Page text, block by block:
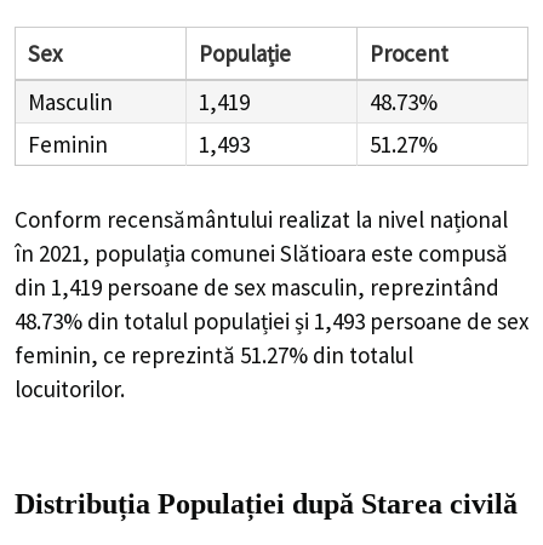
Sex Populație
Procent
Masculin
1,419
48.73%
Feminin
1,493 51.27%
Conform recensământului realizat la nivel național
în 2021, populația comunei Slătioara este compusă
din 1,419 persoane de sex masculin, reprezintând
48.73% din totalul populației și 1,493 persoane de sex
feminin, ce reprezintă 51.27% din totalul
locuitorilor.
Distribuția Populației după Starea civilă